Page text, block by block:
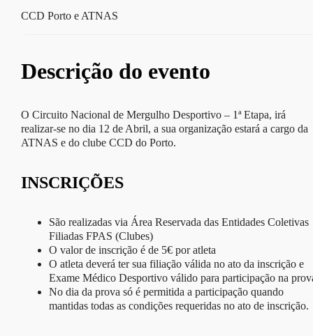
CCD Porto e ATNAS
Descrição do evento
O Circuito Nacional de Mergulho Desportivo – 1ª Etapa, irá
realizar-se no dia 12 de Abril, a sua organização estará a cargo da
ATNAS e do clube CCD do Porto.
INSCRIÇÕES
São realizadas via Área Reservada das Entidades Coletivas
Filiadas FPAS (Clubes)
O valor de inscrição é de 5€ por atleta
O atleta deverá ter sua filiação válida no ato da inscrição e
Exame Médico Desportivo válido para participação na
No dia da prova só é permitida a participação quando
mantidas todas as condições requeridas no ato de inscrição.